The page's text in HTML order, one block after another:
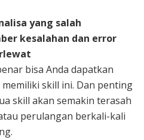
yang salah
kesalahan dan error
bisa Anda dapatkan
skill ini. Dan penting
skill akan semakin terasah
perulangan berkali-kali